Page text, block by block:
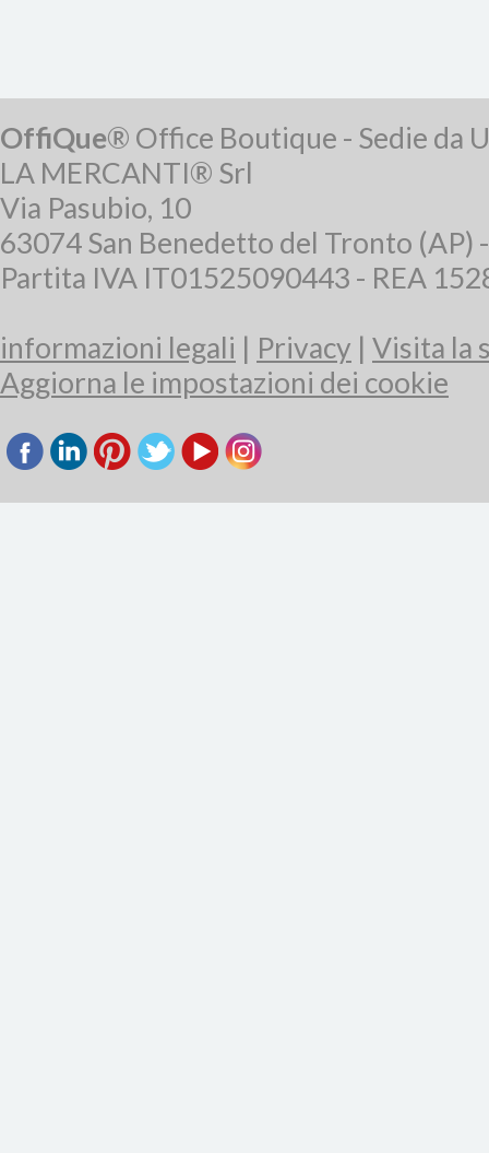
OffiQue® Office Boutique - Sedie da
LA MERCANTI® Srl
Via Pasubio, 10
63074 San Benedetto del Tronto (AP)
Partita IVA IT01525090443 - REA
informazioni legali | Privacy | Visita la
Aggiorna le impostazioni dei cookie